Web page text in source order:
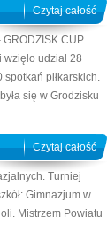
Czytaj całość
CUP
udział 28
spotkań piłkarskich.
się w Grodzisku
Czytaj całość
Turniej
Gimnazjum w
Mistrzem Powiatu